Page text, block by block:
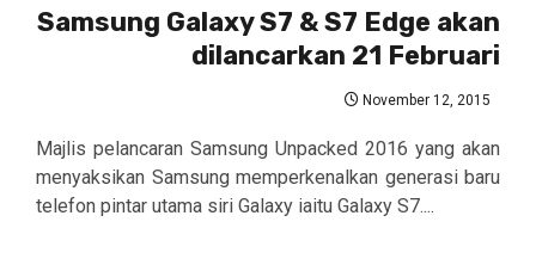
Samsung Galaxy S7 & S7 Edge akan
dilancarkan 21 Februari
November 12, 2015
Majlis pelancaran Samsung Unpacked 2016 yang akan
menyaksikan Samsung memperkenalkan generasi baru
telefon pintar utama siri Galaxy iaitu Galaxy S7....